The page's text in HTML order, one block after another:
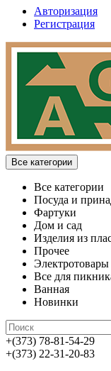
Авторизация
Регистрация
Все категории
Все категории
Посуда и
Фартуки
Дом и сад
Изделия из
Прочее
Электротовары
Все для
Ванная
Новинки
+(373) 78-81-54-29
+(373) 22-31-20-83